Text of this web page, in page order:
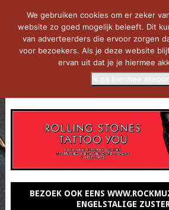
BEZOEK OOK EENS
ENGELSTALIGE
We gebruiken cookies om er zeker
website zo goed mogelijk beleeft. Dit
van adverteerders die ervoor zorgen
voor bezoekers. Als je deze website
ervan uit dat je je hiermee
Ik ga hiermee